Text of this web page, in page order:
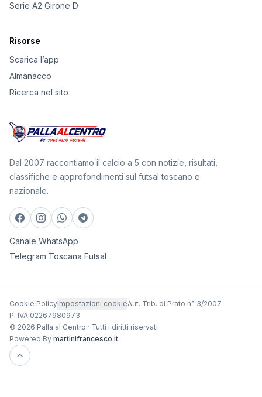
Serie A2 Girone D
Risorse
Scarica l’app
Almanacco
Ricerca nel sito
Dal 2007 raccontiamo il calcio a 5 con notizie, risultati,
classifiche e approfondimenti sul futsal toscano e
nazionale.
Canale WhatsApp
Telegram Toscana Futsal
Cookie PolicyImpostazioni cookieAut. Trib. di Prato n° 3/2007
P. IVA 02267980973
© 2026 Palla al Centro · Tutti i diritti riservati
Powered By martinifrancesco.it